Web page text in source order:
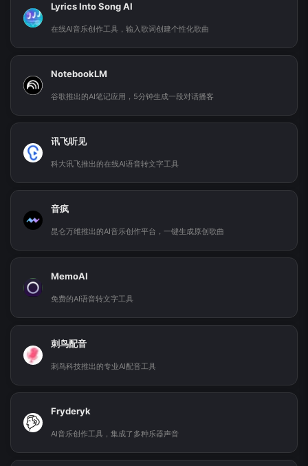
Lyrics Into Song AI
在线AI音乐创作工具，输入歌词创建个性化歌曲
NotebookLM
谷歌推出的AI笔记应用，5分钟生成一段对话播客
讯飞听见
科大讯飞推出的在线AI语音转文字工具
音疯
昆仑万维推出的AI音乐创作平台，一键生成原创歌曲
MemoAI
免费的AI语音转文字工具
刺鸟配音
刺鸟科技推出的专业AI配音工具
Fryderyk
AI音乐创作工具，集成了多种乐器声音